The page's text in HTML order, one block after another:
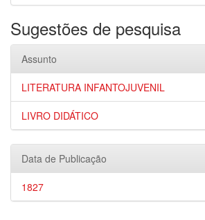
Sugestões de pesquisa
Assunto
LITERATURA INFANTOJUVENIL
LIVRO DIDÁTICO
Data de Publicação
1827